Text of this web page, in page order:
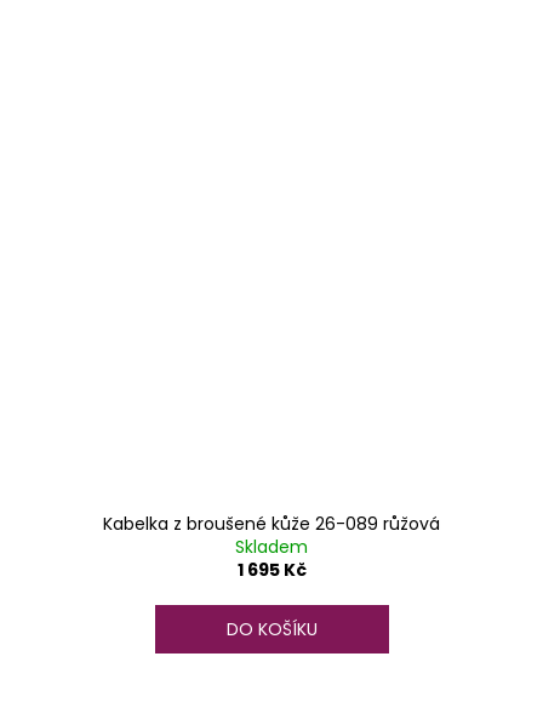
Kabelka z broušené kůže 26-089 růžová
Skladem
1 695 Kč
DO KOŠÍKU